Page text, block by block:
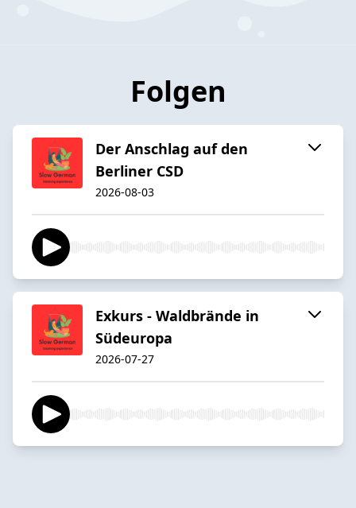
Folgen
Der Anschlag auf den
Berliner CSD
2026-08-03
Exkurs - Waldbrände in
Südeuropa
2026-07-27